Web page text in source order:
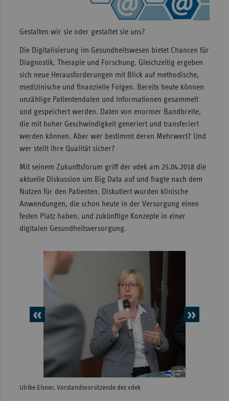
Gestalten wir sie oder gestaltet sie uns?
Die Digitalisierung im Gesundheitswesen bietet Chancen für
Diagnostik, Therapie und Forschung. Gleichzeitig ergeben
sich neue Herausforderungen mit Blick auf methodische,
medizinische und finanzielle Folgen. Bereits heute können
unzählige Patientendaten und Informationen gesammelt
und gespeichert werden. Daten von enormer Bandbreite,
die mit hoher Geschwindigkeit generiert und transferiert
werden können. Aber wer bestimmt deren Mehrwert? Und
wer stellt ihre Qualität sicher?
Mit seinem Zukunftsforum griff der vdek am 25.04.2018 die
aktuelle Diskussion um Big Data auf und fragte nach dem
Nutzen für den Patienten. Diskutiert wurden klinische
Anwendungen, die schon heute in der Versorgung einen
festen Platz haben, und zukünftige Konzepte in einer
digitalen Gesundheitsversorgung.
vorheriges
Element
Ulrike Elsner, Vorstandsvorsitzende des vdek